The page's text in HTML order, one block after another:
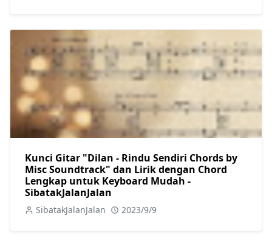
Kunci Gitar "Dilan - Rindu Sendiri Chords by
Misc Soundtrack" dan Lirik dengan Chord
Lengkap untuk Keyboard Mudah -
SibatakJalanJalan
SibatakJalanJalan 2023/9/9